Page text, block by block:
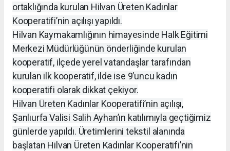
ortaklığında kurulan Hilvan Üreten Kadınlar
Kooperatifi’nin açılışı yapıldı.
Hilvan Kaymakamlığının himayesinde Halk Eğitimi
Merkezi Müdürlüğünün önderliğinde kurulan
kooperatif, ilçede yerel vatandaşlar tarafından
kurulan ilk kooperatif, ilde ise 9’uncu kadın
kooperatifi olarak dikkat çekiyor.
Hilvan Üreten Kadınlar Kooperatifi’nin açılışı,
Şanlıurfa Valisi Salih Ayhan’ın katılımıyla geçtiğimiz
günlerde yapıldı. Üretimlerini tekstil alanında
başlatan Hilvan Üreten Kadınlar Kooperatifi’nin